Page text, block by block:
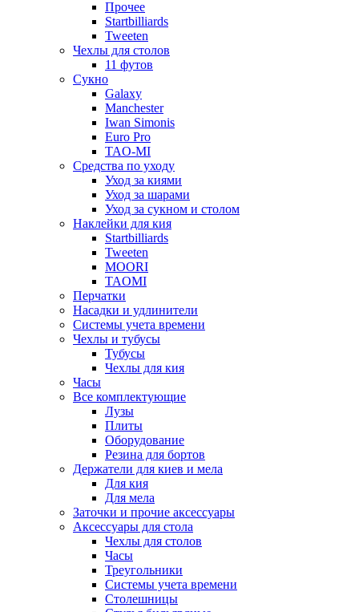
Прочее
Startbilliards
Tweeten
Чехлы для столов
11 футов
Сукно
Galaxy
Manchester
Iwan Simonis
Euro Pro
TAO-MI
Средства по уходу
Уход за киями
Уход за шарами
Уход за сукном и столом
Наклейки для кия
Startbilliards
Tweeten
MOORI
TAOMI
Перчатки
Насадки и удлинители
Системы учета времени
Чехлы и тубусы
Тубусы
Чехлы для кия
Часы
Все комплектующие
Лузы
Плиты
Оборудование
Резина для бортов
Держатели для киев и мела
Для кия
Для мела
Заточки и прочие аксессуары
Аксессуары для стола
Чехлы для столов
Часы
Треугольники
Системы учета времени
Столешницы